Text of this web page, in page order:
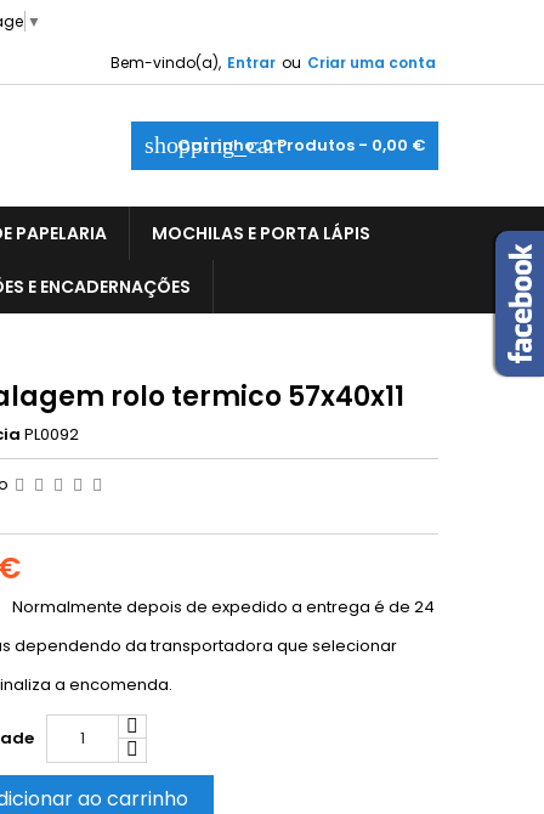
▼
Bem-vindo(a), Entrar ou Criar uma conta
shopping_cart
Carrinho:0Produtos - 0,00 €
PAPELARIA MOCHILAS E PORTA LÁPIS
E ENCADERNAÇÕES
rolo termico 57x40x11
PL0092
Normalmente depois de expedido a entrega é de 24
dependendo da transportadora que selecionar
a encomenda.
ao carrinho